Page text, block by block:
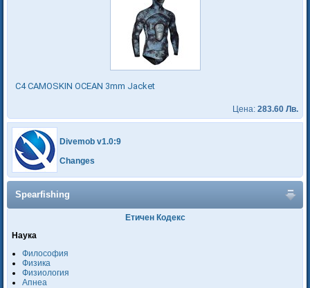
C4 CAMOSKIN OCEAN 3mm Jacket
Цена: 283.60 Лв.
Divemob v1.0:9
Changes
Spearfishing
Етичен Кодекс
Наука
Философия
Физика
Физиология
Апнеа